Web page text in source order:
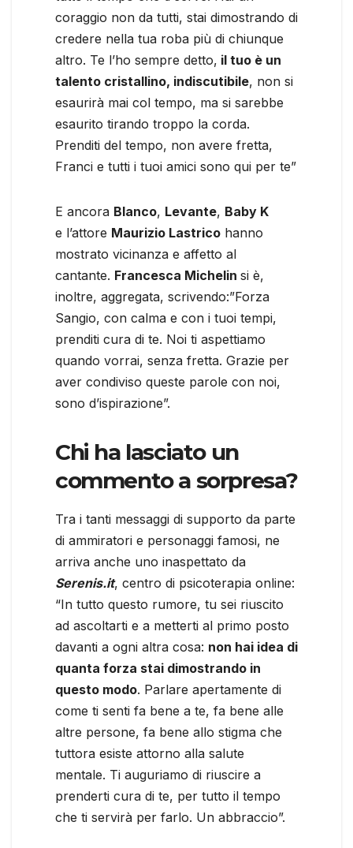
coraggio non da tutti, stai dimostrando di
credere nella tua roba più di chiunque
altro. Te l’ho sempre detto, il tuo è un
talento cristallino, indiscutibile, non si
esaurirà mai col tempo, ma si sarebbe
esaurito tirando troppo la corda.
Prenditi del tempo, non avere fretta,
Franci e tutti i tuoi amici sono qui per te”
E ancora Blanco, Levante, Baby K
e l’attore Maurizio Lastrico hanno
mostrato vicinanza e affetto al
cantante. Francesca Michelin si è,
inoltre, aggregata, scrivendo:”Forza
Sangio, con calma e con i tuoi tempi,
prenditi cura di te. Noi ti aspettiamo
quando vorrai, senza fretta. Grazie per
aver condiviso queste parole con noi,
sono d’ispirazione”.
Chi ha lasciato un
commento a sorpresa?
Tra i tanti messaggi di supporto da parte
di ammiratori e personaggi famosi, ne
arriva anche uno inaspettato da
Serenis.it, centro di psicoterapia online:
“In tutto questo rumore, tu sei riuscito
ad ascoltarti e a metterti al primo posto
davanti a ogni altra cosa: non hai idea di
quanta forza stai dimostrando in
questo modo. Parlare apertamente di
come ti senti fa bene a te, fa bene alle
altre persone, fa bene allo stigma che
tuttora esiste attorno alla salute
mentale. Ti auguriamo di riuscire a
prenderti cura di te, per tutto il tempo
che ti servirà per farlo. Un abbraccio”.